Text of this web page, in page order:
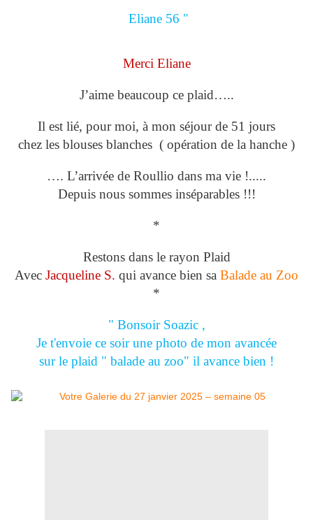
Eliane 56 "
Merci Eliane
J’aime beaucoup ce plaid…..
Il est lié, pour moi, à mon séjour de 51 jours
chez les blouses blanches ( opération de la hanche )
…. L’arrivée de Roullio dans ma vie !.....
Depuis nous sommes inséparables !!!
*
Restons dans le rayon Plaid
Avec Jacqueline S. qui avance bien sa Balade au Zoo
*
" Bonsoir Soazic ,
Je t'envoie ce soir une photo de mon avancée
sur le plaid " balade au zoo" il avance bien !